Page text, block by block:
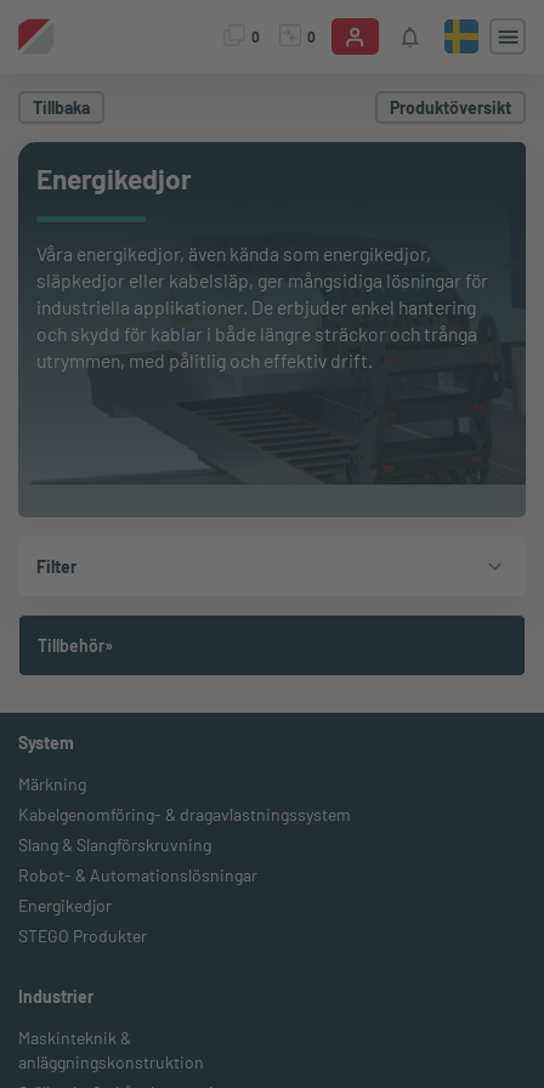
0 0
Tillbaka Produktöversikt
Energikedjor
Våra energikedjor, även kända som energikedjor,
släpkedjor eller kabelsläp, ger mångsidiga lösningar för
industriella applikationer. De erbjuder enkel hantering
och skydd för kablar i både längre sträckor och trånga
utrymmen, med pålitlig och effektiv drift.
Filter
Tillbehör»
System
Märkning
Kabelgenomföring- & dragavlastningssystem
Slang & Slangförskruvning
Robot- & Automationslösningar
Energikedjor
STEGO Produkter
Industrier
Maskinteknik &
anläggningskonstruktion